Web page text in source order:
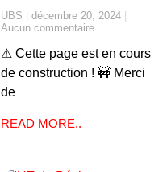
UBS
décembre 20, 2024
Aucun commentaire
⚠ Cette page est en cours
de construction ! 🚧 Merci
de
READ MORE..